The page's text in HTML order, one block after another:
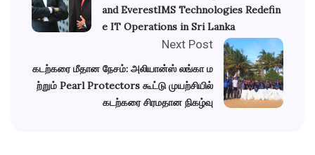
and EverestIMS Technologies Redefin
e IT Operations in Sri Lanka
Next Post
கடற்கரை மீதான நேசம்: அலியான்ஸ் லங்கா ம
ற்றும் Pearl Protectors கூட்டு முயற்சியில்
கடற்கரை சிரமதான நிகழ்வு